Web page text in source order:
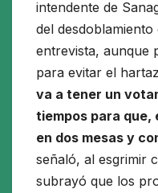
intendente de
del
entrevista, aunque
para evitar el
va a tener un
tiempos para que,
en dos mesas y
señaló, al esgrimir
subrayó que los